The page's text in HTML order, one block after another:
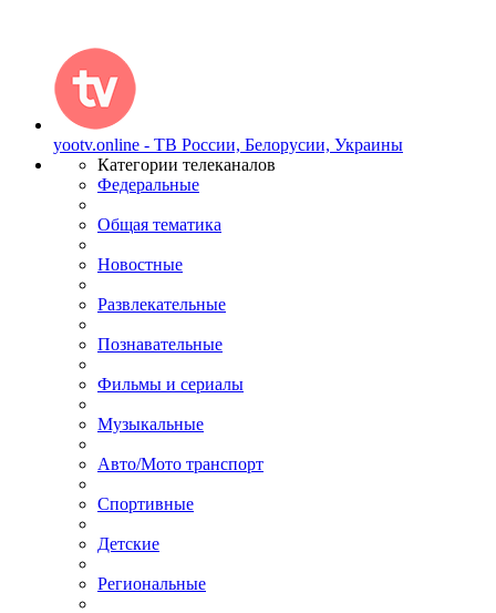
yootv.online - ТВ России, Белорусии, Украины
Категории телеканалов
Федеральные
Общая тематика
Новостные
Развлекательные
Познавательные
Фильмы и сериалы
Музыкальные
Авто/Мото транспорт
Спортивные
Детские
Региональные